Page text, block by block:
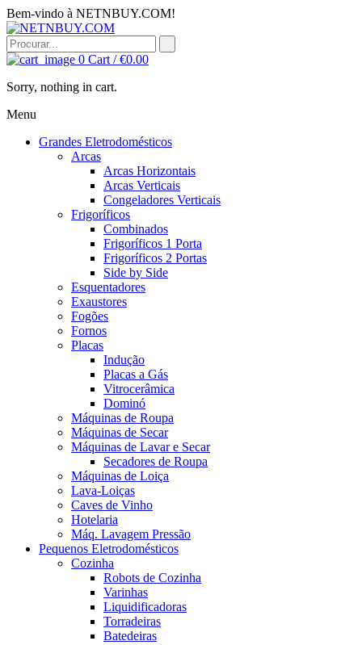
Bem-vindo à NETNBUY.COM!
0 Cart /€0.00
Sorry, nothing in cart.
Menu
Grandes Eletrodomésticos
Arcas
Arcas Horizontais
Arcas Verticais
Congeladores Verticais
Frigoríficos
Combinados
Frigoríficos 1 Porta
Frigoríficos 2 Portas
Side by Side
Esquentadores
Exaustores
Fogões
Fornos
Placas
Indução
Placas a Gás
Vitrocerâmica
Dominó
Máquinas de Roupa
Máquinas de Secar
Máquinas de Lavar e Secar
Secadores de Roupa
Máquinas de Loiça
Lava-Loiças
Caves de Vinho
Hotelaria
Máq. Lavagem Pressão
Pequenos Eletrodomésticos
Cozinha
Robots de Cozinha
Varinhas
Liquidificadoras
Torradeiras
Batedeiras